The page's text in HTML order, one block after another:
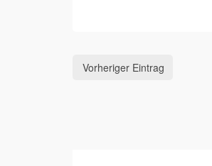
Vorheriger Eintrag